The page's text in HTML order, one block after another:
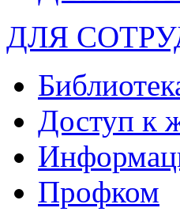
ДЛЯ
Доступ к
Профком